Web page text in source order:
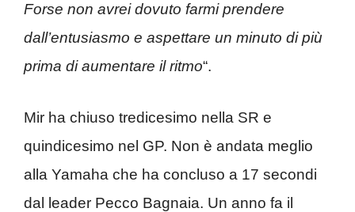
Forse non avrei dovuto farmi prendere
dall’entusiasmo e aspettare un minuto di più
prima di aumentare il ritmo“.
Mir ha chiuso tredicesimo nella SR e
quindicesimo nel GP. Non è andata meglio
alla Yamaha che ha concluso a 17 secondi
dal leader Pecco Bagnaia. Un anno fa il